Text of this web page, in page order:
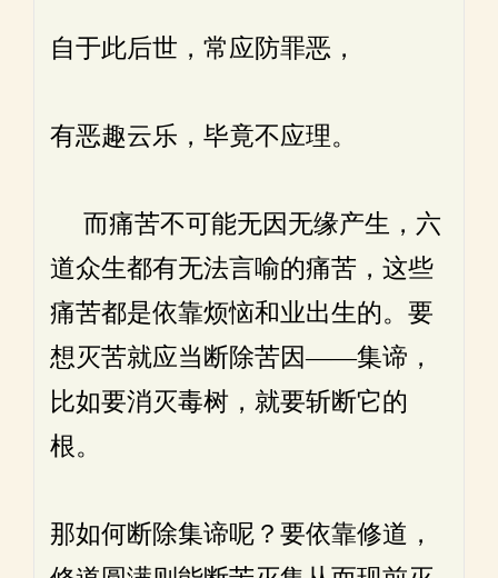
自于此后世，常应防罪恶，
有恶趣云乐，毕竟不应理。
而痛苦不可能无因无缘产生，六
道众生都有无法言喻的痛苦，这些
痛苦都是依靠烦恼和业出生的。要
想灭苦就应当断除苦因——集谛，
比如要消灭毒树，就要斩断它的
根。
那如何断除集谛呢？要依靠修道，